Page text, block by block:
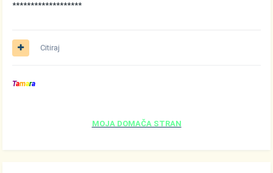
*******************
Citiraj
Tamara
MOJA DOMAČA STRAN